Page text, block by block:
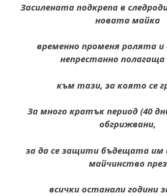
Засилената подкрепа в
новата майка
временно променя ролята
непрестанно
към тази, за която се
За много кратък период (40
обгрижвани,
за да се защити бъдещата им
майчинство през
всички останали години